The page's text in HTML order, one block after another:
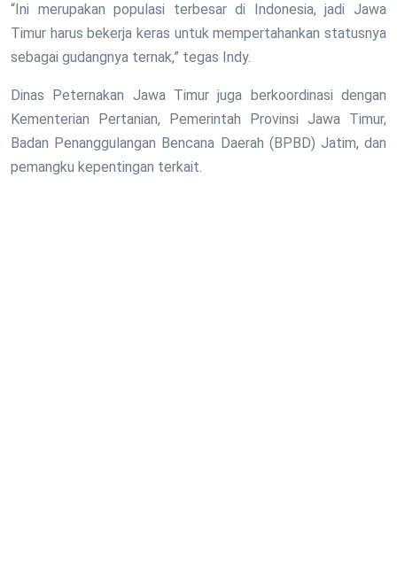
“Ini merupakan populasi terbesar di Indonesia, jadi Jawa
Timur harus bekerja keras untuk mempertahankan statusnya
sebagai gudangnya ternak,” tegas Indy.
Dinas Peternakan Jawa Timur juga berkoordinasi dengan
Kementerian Pertanian, Pemerintah Provinsi Jawa Timur,
Badan Penanggulangan Bencana Daerah (BPBD) Jatim, dan
pemangku kepentingan terkait.